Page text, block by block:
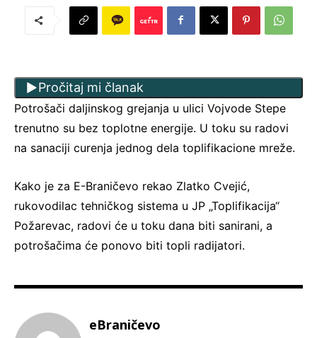
Pročitaj mi članak
Potrošači daljinskog grejanja u ulici Vojvode Stepe
trenutno su bez toplotne energije. U toku su radovi
na sanaciji curenja jednog dela toplifikacione mreže.
Kako je za E-Braničevo rekao Zlatko Cvejić,
rukovodilac tehničkog sistema u JP „Toplifikacija“
Požarevac, radovi će u toku dana biti sanirani, a
potrošačima će ponovo biti topli radijatori.
eBraničevo